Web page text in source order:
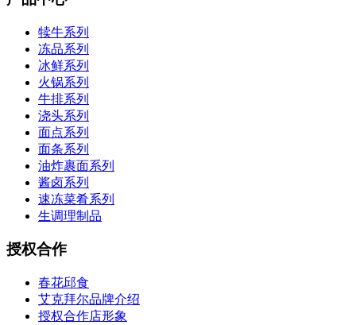
犊牛系列
冻品系列
冰鲜系列
火锅系列
牛排系列
浇头系列
面点系列
面条系列
油炸裹面系列
酱卤系列
速冻菜肴系列
生调理制品
授权合作
春花邱食
艾克拜尔品牌介绍
授权合作店形象